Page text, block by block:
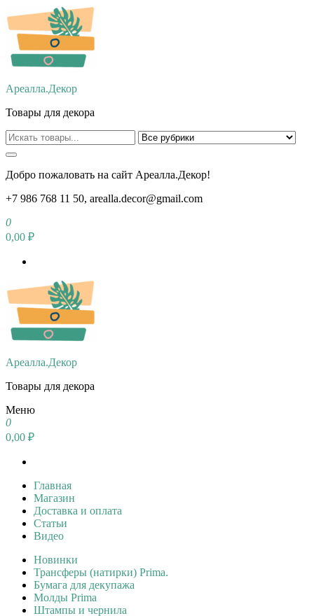
Перейти
к
содержимому
Ареалла.Декор
Товары для декора
Добро пожаловать на сайт Ареалла.Декор!
+7 986 768 11 50, arealla.decor@gmail.com
0
0,00 ₽
Ареалла.Декор
Товары для декора
Меню
0
0,00 ₽
Главная
Магазин
Доставка и оплата
Статьи
Видео
Новинки
Трансферы (натирки) Prima.
Бумага для декупажа
Молды Prima
Штампы и чернила